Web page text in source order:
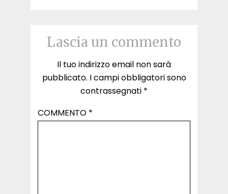
Lascia un commento
Il tuo indirizzo email non sarà
pubblicato. I campi obbligatori sono
contrassegnati *
COMMENTO *